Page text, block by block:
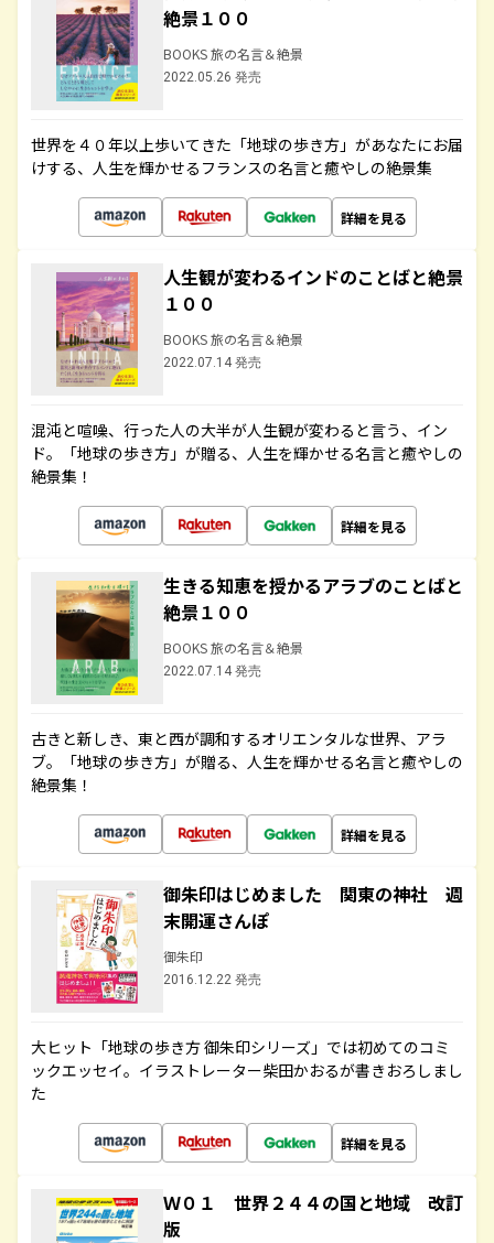
絶景１００
BOOKS 旅の名言＆絶景
2022.05.26 発売
世界を４０年以上歩いてきた「地球の歩き方」があなたにお届
けする、人生を輝かせるフランスの名言と癒やしの絶景集
詳細を見る
人生観が変わるインドのことばと絶景
１００
BOOKS 旅の名言＆絶景
2022.07.14 発売
混沌と喧噪、行った人の大半が人生観が変わると言う、イン
ド。「地球の歩き方」が贈る、人生を輝かせる名言と癒やしの
絶景集！
詳細を見る
生きる知恵を授かるアラブのことばと
絶景１００
BOOKS 旅の名言＆絶景
2022.07.14 発売
古きと新しき、東と西が調和するオリエンタルな世界、アラ
ブ。「地球の歩き方」が贈る、人生を輝かせる名言と癒やしの
絶景集！
詳細を見る
御朱印はじめました 関東の神社 週
末開運さんぽ
御朱印
2016.12.22 発売
大ヒット「地球の歩き方 御朱印シリーズ」では初めてのコミ
ックエッセイ。イラストレーター柴田かおるが書きおろしまし
た
詳細を見る
Ｗ０１ 世界２４４の国と地域 改訂
版